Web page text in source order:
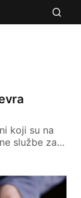
koji su na
službe za…